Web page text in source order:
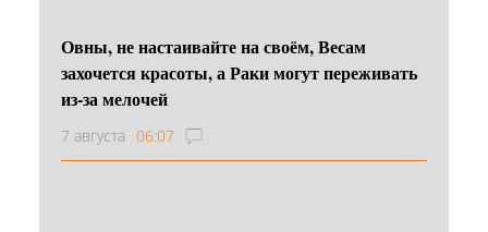
Овны, не настаивайте на своём, Весам
захочется красоты, а Раки могут переживать
из-за мелочей
7 августа 06:07